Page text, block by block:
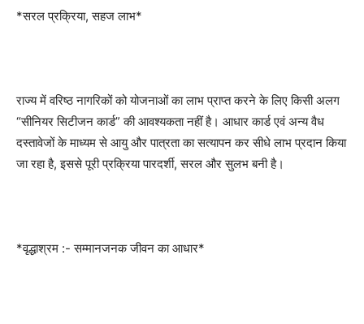
*सरल प्रक्रिया, सहज लाभ*
राज्य में वरिष्ठ नागरिकों को योजनाओं का लाभ प्राप्त करने के लिए किसी अलग
“सीनियर सिटीजन कार्ड” की आवश्यकता नहीं है। आधार कार्ड एवं अन्य वैध
दस्तावेजों के माध्यम से आयु और पात्रता का सत्यापन कर सीधे लाभ प्रदान किया
जा रहा है, इससे पूरी प्रक्रिया पारदर्शी, सरल और सुलभ बनी है।
*वृद्धाश्रम :- सम्मानजनक जीवन का आधार*